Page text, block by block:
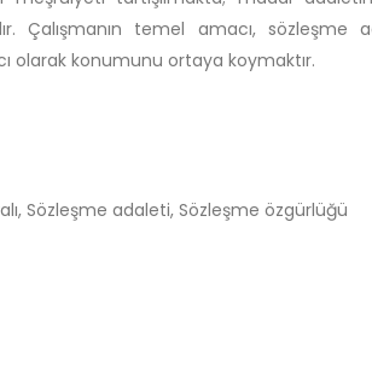
Çalışmanın temel amacı, sözleşme
olarak konumunu ortaya koymaktır.
Sözleşme adaleti, Sözleşme özgürlüğü